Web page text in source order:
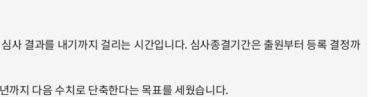
사 결과를 내기까지 걸리는 시간입니다. 심사종결기간은 출원부터 등록 결정까
까지 다음 수치로 단축한다는 목표를 세웠습니다.